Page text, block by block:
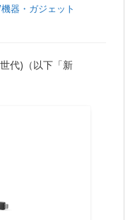
器・ガジェット
代)（以下「新